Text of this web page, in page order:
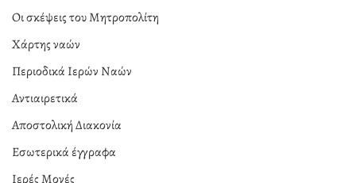
Οι σκέψεις του Μητροπολίτη
Χάρτης ναών
Περιοδικά Ιερών Ναών
Αντιαιρετικά
Αποστολική Διακονία
Εσωτερικά έγγραφα
Ιερές Μονές